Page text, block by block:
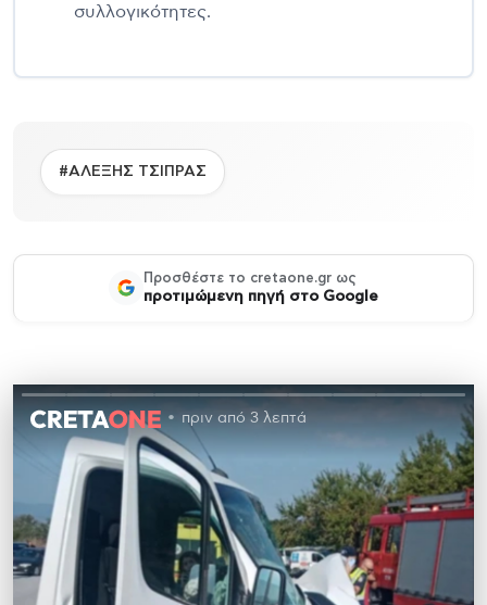
συλλογικότητες.
#ΑΛΕΞΗΣ ΤΣΙΠΡΑΣ
Προσθέστε το cretaone.gr ως
προτιμώμενη πηγή στο Google
πριν από 3 λεπτά